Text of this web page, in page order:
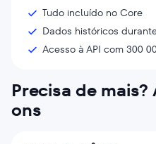
Tudo incluído no Core
Dados históricos
Acesso à API com 300
Precisa de
ons